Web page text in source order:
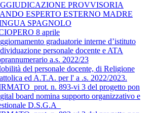
PROVVISORIA
ESPERTO ESTERNO MADRE
SPAGNOLO
8 aprile
graduatorie interne d’istituto
personale docente e ATA
a.s. 2022/23
del personale docente, di Religione
ed A.T.A. per l' a .s. 2022/2023.
n. 893-vi 3 del progetto pon
board nomina supporto organizzativo e
D.S.G.A_